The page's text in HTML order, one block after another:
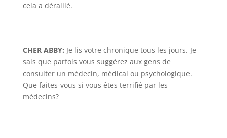
cela a déraillé.
CHER ABBY: Je lis votre chronique tous les jours. Je
sais que parfois vous suggérez aux gens de
consulter un médecin, médical ou psychologique.
Que faites-vous si vous êtes terrifié par les
médecins?